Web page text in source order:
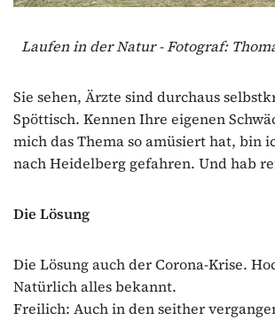
Laufen in der Natur - Fotograf:
Sie sehen, Ärzte sind durchaus
Spöttisch. Kennen Ihre eigenen
mich das Thema so amüsiert hat, bin
nach Heidelberg gefahren. Und hab
Die Lösung
Die Lösung auch der Corona-Krise.
Natürlich alles bekannt.
Freilich: Auch in den seither